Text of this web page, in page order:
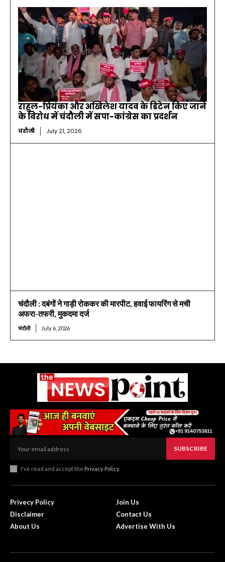
राहुल-प्रियंका और अखिलेश यादव के डिटेन किए जाने
के विरोध में चंदौली में सपा-कांग्रेस का प्रदर्शन
चंदौली July 21, 2026
चंदौली : दबंगों ने गाड़ी रोककर की मारपीट, हवाई फायरिंग से मची
अफरा-तफरी, मुकदमा दर्ज
चंदौली July 6, 2026
SUBSCRIBE
I've read and accept the Privacy Policy.
Privecy Policy
Disclaimer
About Us
Join Us
Contact Us
Advertise With Us